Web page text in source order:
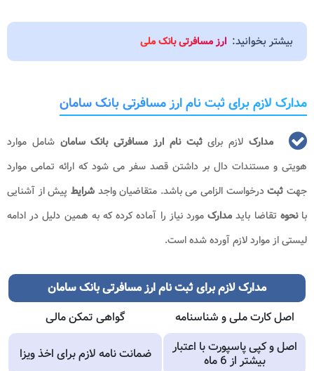
بیشتر بخوانید: ارز مسافرتی بانک ملی
مدارک لازم برای ثبت نام ارز مسافرتی بانک سامان
مدارک لازم برایثبت نام ارز مسافرتی بانک سامانشامل موارد
هویتی و مستندات دال بر داشتن قصد سفر می شود که ارائه تمامی موارد
جهت ثبتدرخواست الزامی می باشد. متقاضیان واجدشرایط پیش از آشنایی
بانحوه تقاضا باید مدارک مورد نیاز را آماده کرده که به همین دلیل در ادامه
لیستی از موارد لازم آورده شده است.
مدارک لازم برای ثبت نام ارز مسافرتی بانک سامان
اصل کارت ملی و شناسنامه
گواهی تمکن مالی
اصل و کپی پاسپورت با اعتبار
بیشتر از 6 ماه
ضمانت نامه لازم برای اخذ ویزا